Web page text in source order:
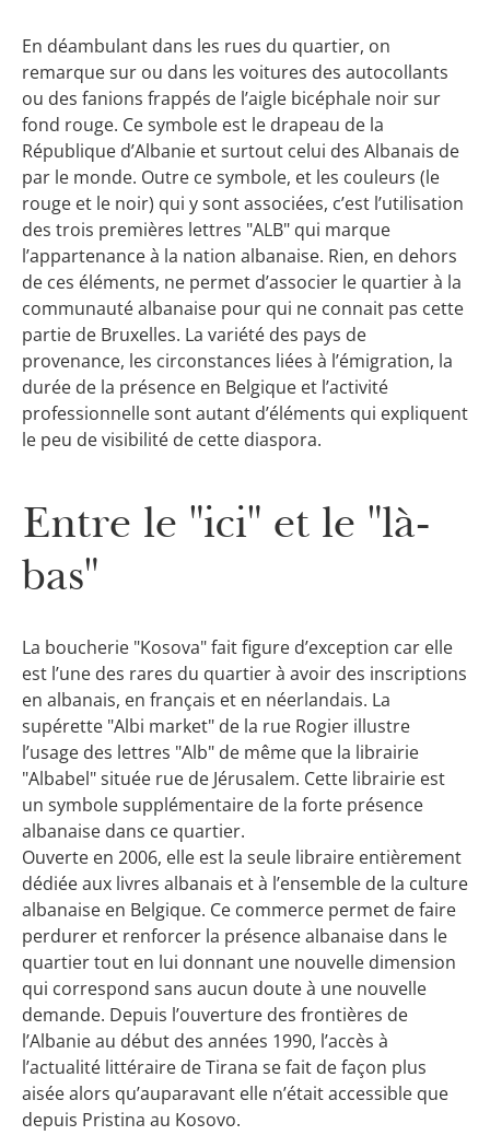
En déambulant dans les rues du quartier, on
remarque sur ou dans les voitures des autocollants
ou des fanions frappés de l’aigle bicéphale noir sur
fond rouge. Ce symbole est le drapeau de la
République d’Albanie et surtout celui des Albanais de
par le monde. Outre ce symbole, et les couleurs (le
rouge et le noir) qui y sont associées, c’est l’utilisation
des trois premières lettres "ALB" qui marque
l’appartenance à la nation albanaise. Rien, en dehors
de ces éléments, ne permet d’associer le quartier à la
communauté albanaise pour qui ne connait pas cette
partie de Bruxelles. La variété des pays de
provenance, les circonstances liées à l’émigration, la
durée de la présence en Belgique et l’activité
professionnelle sont autant d’éléments qui expliquent
le peu de visibilité de cette diaspora.
Entre le "ici" et le "là-
bas"
La boucherie "Kosova" fait figure d’exception car elle
est l’une des rares du quartier à avoir des inscriptions
en albanais, en français et en néerlandais. La
supérette "Albi market" de la rue Rogier illustre
l’usage des lettres "Alb" de même que la librairie
"Albabel" située rue de Jérusalem. Cette librairie est
un symbole supplémentaire de la forte présence
albanaise dans ce quartier.
Ouverte en 2006, elle est la seule libraire entièrement
dédiée aux livres albanais et à l’ensemble de la culture
albanaise en Belgique. Ce commerce permet de faire
perdurer et renforcer la présence albanaise dans le
quartier tout en lui donnant une nouvelle dimension
qui correspond sans aucun doute à une nouvelle
demande. Depuis l’ouverture des frontières de
l’Albanie au début des années 1990, l’accès à
l’actualité littéraire de Tirana se fait de façon plus
aisée alors qu’auparavant elle n’était accessible que
depuis Pristina au Kosovo.